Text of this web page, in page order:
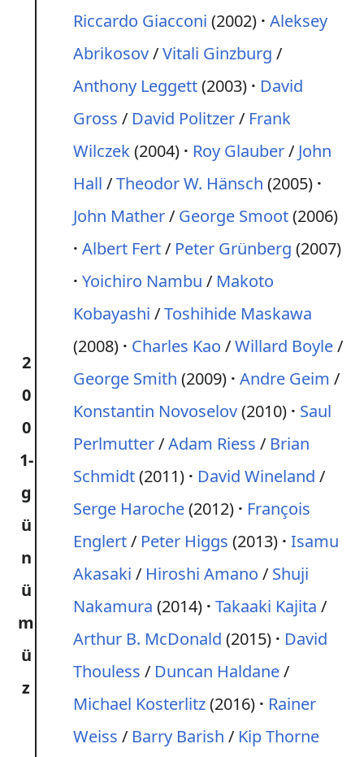
2
0
0
1-
g
ü
n
ü
m
ü
z
Riccardo Giacconi (2002) Aleksey
Abrikosov/Vitali Ginzburg /
Anthony Leggett(2003)
David
Gross / David Politzer/ Frank
Wilczek(2004) Roy Glauber/ John
Hall /Theodor W. Hänsch (2005)
John Mather/ George Smoot(2006)
Albert Fert/ Peter Grünberg (2007)
Yoichiro Nambu / Makoto
Kobayashi /Toshihide Maskawa
(2008)
Charles Kao /Willard Boyle/
George Smith (2009) Andre Geim /
Konstantin Novoselov(2010)
Saul
Perlmutter/Adam Riess / Brian
Schmidt(2011) David Wineland /
Serge Haroche(2012)
François
Englert/ Peter Higgs (2013) Isamu
Akasaki / Hiroshi Amano / Shuji
Nakamura (2014) Takaaki Kajita /
Arthur B. McDonald (2015)
David
Thouless / Duncan Haldane/
Michael Kosterlitz(2016)
Rainer
Weiss / Barry Barish / Kip Thorne